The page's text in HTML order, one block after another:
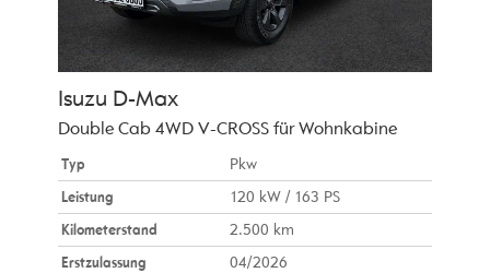
Isuzu D-Max
Double Cab 4WD V-CROSS für Wohnkabine
Typ
Pkw
Leistung
120 kW / 163 PS
Kilometerstand
2.500 km
Erstzulassung
04/2026